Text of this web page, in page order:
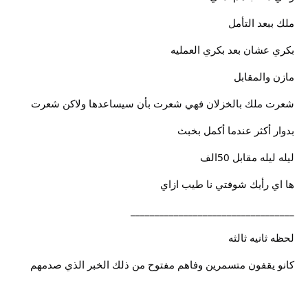
ملك ببعد التأمل
بكري عشان بعد بكري العمليه
مازن والمقابل
شعرت ملك بالخزلان فهي شعرت بأن سيساعدها ولاكن شعرت
بدوار أكثر عندما أكمل بخبث
ليله ليله مقابل 50الف
ها اي رأيك شوفتي نا طيب ازاي
لحظه ثانيه ثالثه
كانو يقفون متسمرين وفاهم مفتوح من ذلك الخبر الذي صدمهم